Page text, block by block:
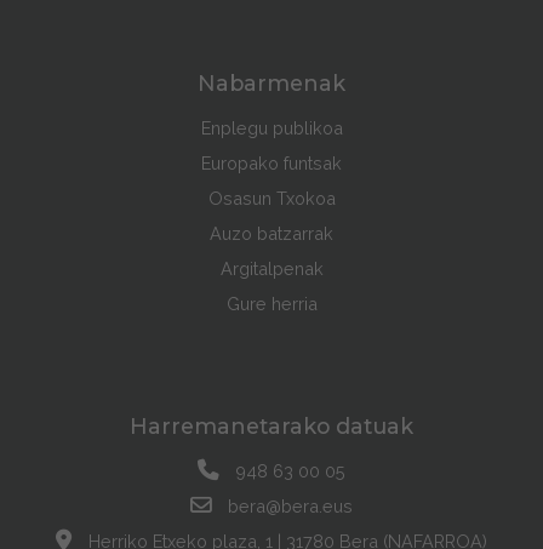
Nabarmenak
Enplegu publikoa
Europako funtsak
Osasun Txokoa
Auzo batzarrak
Argitalpenak
Gure herria
Harremanetarako datuak
948 63 00 05
bera@bera.eus
Herriko Etxeko plaza, 1 | 31780 Bera (NAFARROA)